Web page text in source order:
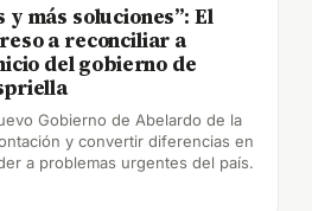
y más soluciones”: El
a reconciliar a
del gobierno de
Gobierno de Abelardo de la
y convertir diferencias en
a problemas urgentes del país.